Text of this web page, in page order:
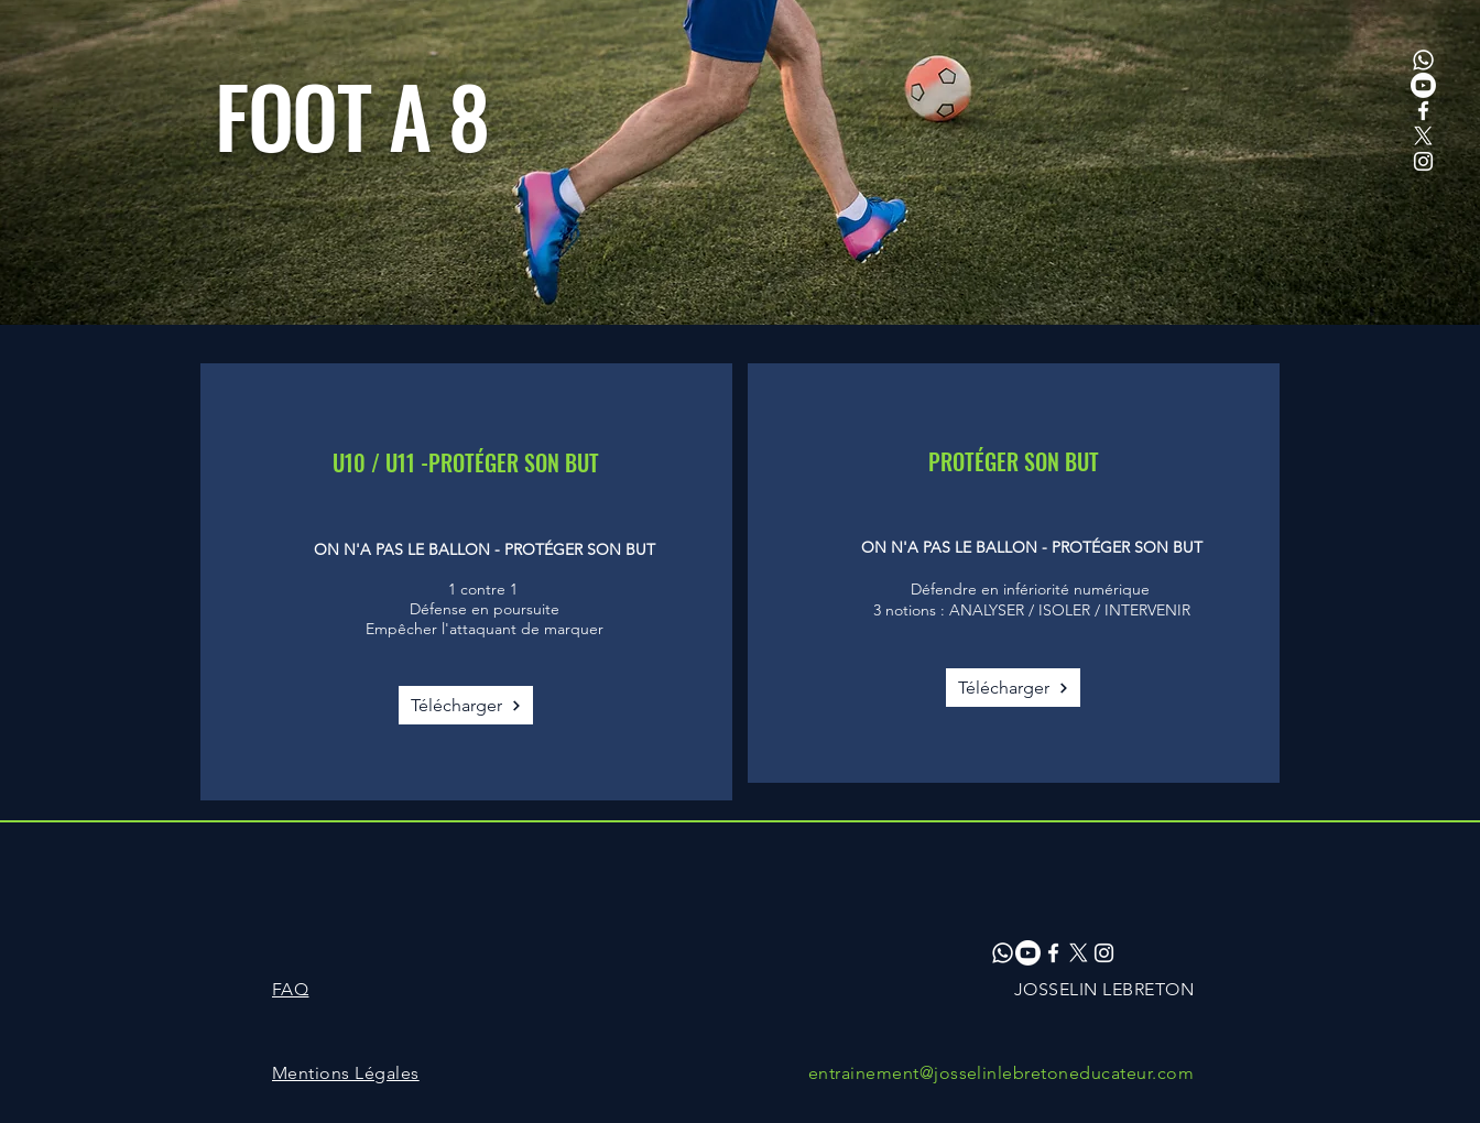
FOOT A 8
PROTÉGER SON BUT
ON N'A PAS LE BALLON - PROTÉGER SON BUT
Défendre en infériorité numérique
3 notions : ANALYSER / ISOLER / INTERVENIR
Télécharger
U10 / U11 -PROTÉGER SON BUT
ON N'A PAS LE BALLON - PROTÉGER SON BUT
1 contre 1
Défense en poursuite
Empêcher l'attaquant de marquer
Télécharger
FAQ
Mentions Légales
JOSSELIN LEBRETON
entrainement@josselinlebretoneducateur.com